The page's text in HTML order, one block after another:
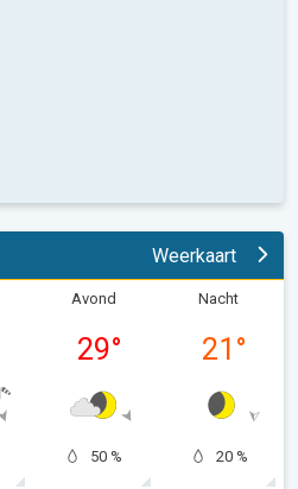
Weerkaart
Avond
29°
50 %
Nacht
21 °
20 %